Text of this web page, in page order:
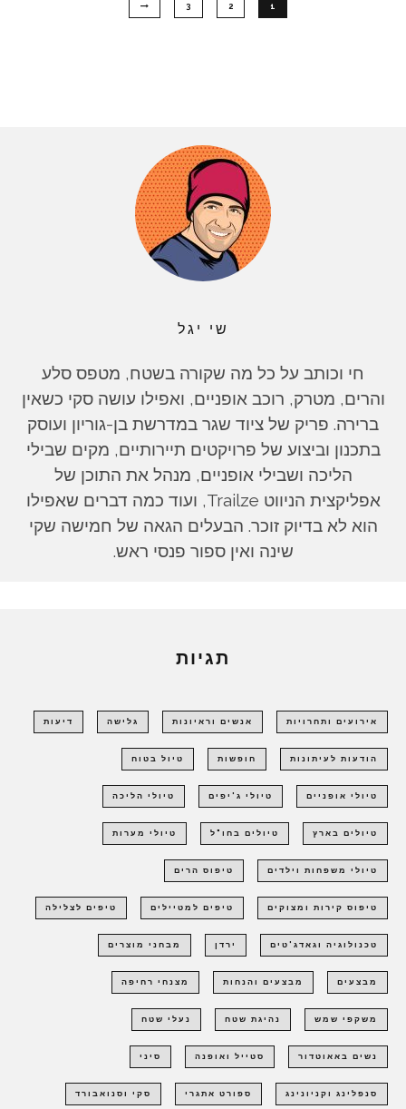
1
2
3
שי יגל
חי וכותב על כל מה שקורה בשטח, מטפס סלע
והרים, מטרק, רוכב אופניים, ואפילו עושה סקי כשאין
ברירה. פריק של ציוד שגר במדרשת בן-גוריון ועוסק
בתכנון וביצוע של פרויקטים תיירותיים, מקים שבילי
הליכה ושבילי אופניים, מנהל את התוכן של
אפליקצית הניווט Trailze, ועוד כמה דברים שאפילו
הוא לא בדיוק זוכר. הבעלים הגאה של חמישה שקי
שינה ואין ספור פנסי ראש.
תגיות
אירועים ותחרויות אנשים וראיונות גלישה דיעות
הודעות לעיתונות חופשות טיול בטוח
טיולי אופניים טיולי ג'יפים טיולי הליכה
טיולים בארץ טיולים בחו"ל טיולי מערות
טיולי משפחות וילדים טיפוס הרים
טיפוס קירות ומצוקים טיפים למטיילים טיפים לצלילה
טכנולוגיה וגאדג'טים ירדן מבחני מוצרים
מבצעים מבצעים והנחות מצנחי רחיפה
משקפי שמש נהיגת שטח נעלי שטח
נשים באאוטדור סטייל ואופנה סיני
סנפלינג וקניונינג ספורט אתגרי סקי וסנואבורד